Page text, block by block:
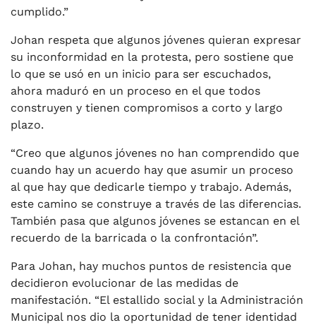
cumplido.”
Johan respeta que algunos jóvenes quieran expresar
su inconformidad en la protesta, pero sostiene que
lo que se usó en un inicio para ser escuchados,
ahora maduró en un proceso en el que todos
construyen y tienen compromisos a corto y largo
plazo.
“Creo que algunos jóvenes no han comprendido que
cuando hay un acuerdo hay que asumir un proceso
al que hay que dedicarle tiempo y trabajo. Además,
este camino se construye a través de las diferencias.
También pasa que algunos jóvenes se estancan en el
recuerdo de la barricada o la confrontación”.
Para Johan, hay muchos puntos de resistencia que
decidieron evolucionar de las medidas de
manifestación. “El estallido social y la Administración
Municipal nos dio la oportunidad de tener identidad